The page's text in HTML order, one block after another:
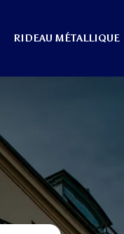
RIDEAU MÉTALLIQUE